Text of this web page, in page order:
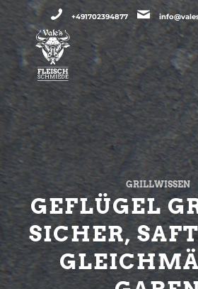
+491702394877
GRILLWISSEN
GEFLÜGEL
SICHER,